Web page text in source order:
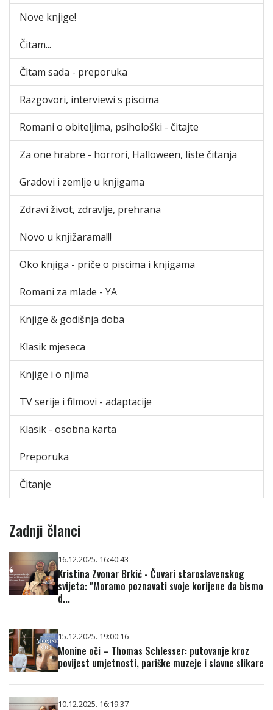
Nove knjige!
Čitam...
Čitam sada - preporuka
Razgovori, interviewi s piscima
Romani o obiteljima, psihološki - čitajte
Za one hrabre - horrori, Halloween, liste čitanja
Gradovi i zemlje u knjigama
Zdravi život, zdravlje, prehrana
Novo u knjižarama!!!
Oko knjiga - priče o piscima i knjigama
Romani za mlade - YA
Knjige & godišnja doba
Klasik mjeseca
Knjige i o njima
TV serije i filmovi - adaptacije
Klasik - osobna karta
Preporuka
Čitanje
Zadnji članci
16.12.2025. 16:40:43
Kristina Zvonar Brkić - Čuvari staroslavenskog
svijeta: "Moramo poznavati svoje korijene da bismo
d...
15.12.2025. 19:00:16
Monine oči – Thomas Schlesser: putovanje kroz
povijest umjetnosti, pariške muzeje i slavne slikare
10.12.2025. 16:19:37